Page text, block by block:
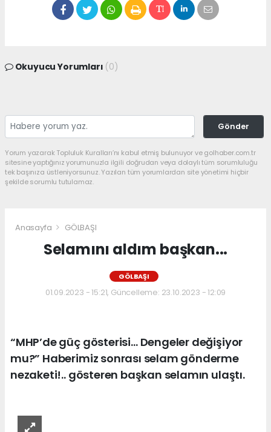
Okuyucu Yorumları (0)
Gönder
Yorum yazarak Topluluk Kuralları’nı kabul etmiş bulunuyor ve golhaber.com.tr
sitesine yaptığınız yorumunuzla ilgili doğrudan veya dolaylı tüm sorumluluğu
tek başınıza üstleniyorsunuz. Yazılan tüm yorumlardan site yönetimi hiçbir
şekilde sorumlu tutulamaz.
Anasayfa GÖLBAŞI
Selamını aldım başkan...
GÖLBAŞI
01.09.2023 - 15:21, Güncelleme: 23.10.2023 - 12:09
“MHP’de güç gösterisi… Dengeler değişiyor
mu?” Haberimiz sonrası selam gönderme
nezaketi!.. gösteren başkan selamın ulaştı.